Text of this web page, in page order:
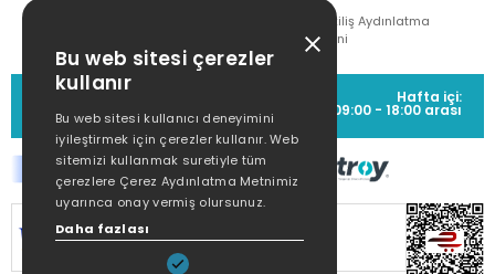
Çekiliş Aydınlatma
Metni
MÜŞTERİ HİZMETLERİ
(0212) 373 77 00
Hafta içi:
09:00 - 18:00 arası
SİTEMİZ
KORUNMAKTADIR.
Bu web sitesi çerezler
kullanır
Bu web sitesi kullanıcı deneyimini
iyileştirmek için çerezler kullanır. Web
sitemizi kullanmak suretiyle tüm
çerezlere Çerez Aydınlatma Metnimiz
uyarınca onay vermiş olursunuz.
Daha fazlası